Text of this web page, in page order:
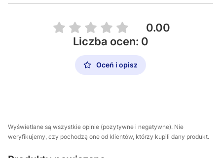
0.00
Liczba ocen: 0
Oceń i opisz
Wyświetlane są wszystkie opinie (pozytywne i negatywne). Nie
weryfikujemy, czy pochodzą one od klientów, którzy kupili dany produkt.